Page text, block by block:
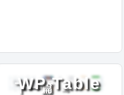
下一篇 →
格生成器插件
WP Table